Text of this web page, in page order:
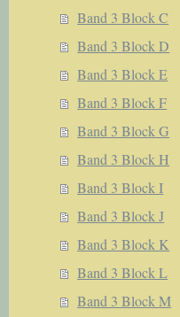
Band 3 Block C
Band 3 Block D
Band 3 Block E
Band 3 Block F
Band 3 Block G
Band 3 Block H
Band 3 Block I
Band 3 Block J
Band 3 Block K
Band 3 Block L
Band 3 Block M